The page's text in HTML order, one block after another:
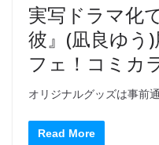
実写ドラマ化
彼』(凪良ゆう
フェ！コミカ
オリジナルグッズは事前
Read More